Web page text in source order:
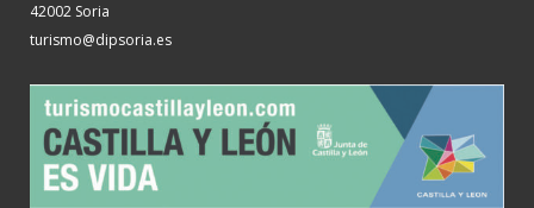
42002 Soria
turismo@dipsoria.es